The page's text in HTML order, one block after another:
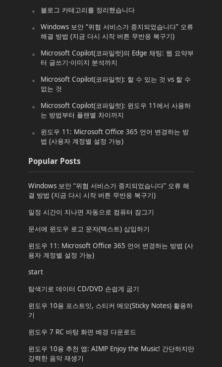
블로그 카테고리를 정리했습니다
Windows 보안 “위협 서비스가 중지되었습니다” 오류
해결 방법 (지금 다시 시작 버튼 무반응 복구기)
Microsoft Copilot(코파일럿)의 Edge 채팅: 웹 요약부
터 글쓰기·이미지 분석까지
Microsoft Copilot(코파일럿): 할 수 있는 것 vs 할 수
없는 것
Microsoft Copilot(코파일럿): 윈도우 11에서 사용하
는 방법부터 플랜별 차이까지
윈도우 11: Microsoft Office 365 언어 변경하는 방
법 (사용자 계정별 설정 가능)
Popular Posts
Windows 보안 “위협 서비스가 중지되었습니다” 오류 해
결 방법 (지금 다시 시작 버튼 무반응 복구기)
일정 시간이 지나면 자동으로 컴퓨터 잠그기
문서에 윈도우 로고 문자(텍스트) 삽입하기
윈도우 11: Microsoft Office 365 언어 변경하는 방법 (사
용자 계정별 설정 가능)
start
탐색기로 데이터 CD/DVD 손쉽게 굽기
윈도우 10용 포스트잇, 스티커 메모(Sticky Notes) 활용하
기
윈도우 7 RC 바탕 화면 배경 다운로드
윈도우 10용 추천 앱: AIMP Enjoy the Music! 간단하지만
강력한 음악 재생기